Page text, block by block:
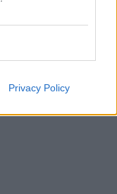
Privacy Policy